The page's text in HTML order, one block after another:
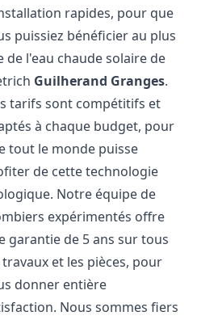
rapides, pour que
puissiez bénéficier au plus
de l'eau chaude solaire de
Guilherand Granges.
tarifs sont compétitifs et
à chaque budget, pour
tout le monde puisse
de cette technologie
Notre équipe de
expérimentés offre
garantie de 5 ans sur tous
travaux et les pièces, pour
donner entière
Nous sommes fiers